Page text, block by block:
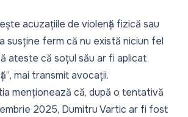
acuzațiile de violență fizică sau
susține ferm că nu există niciun fel
ateste că soțul său ar fi aplicat
, mai transmit avocații.
menționează că, după o tentativă
2025, Dumitru Vartic ar fi fost